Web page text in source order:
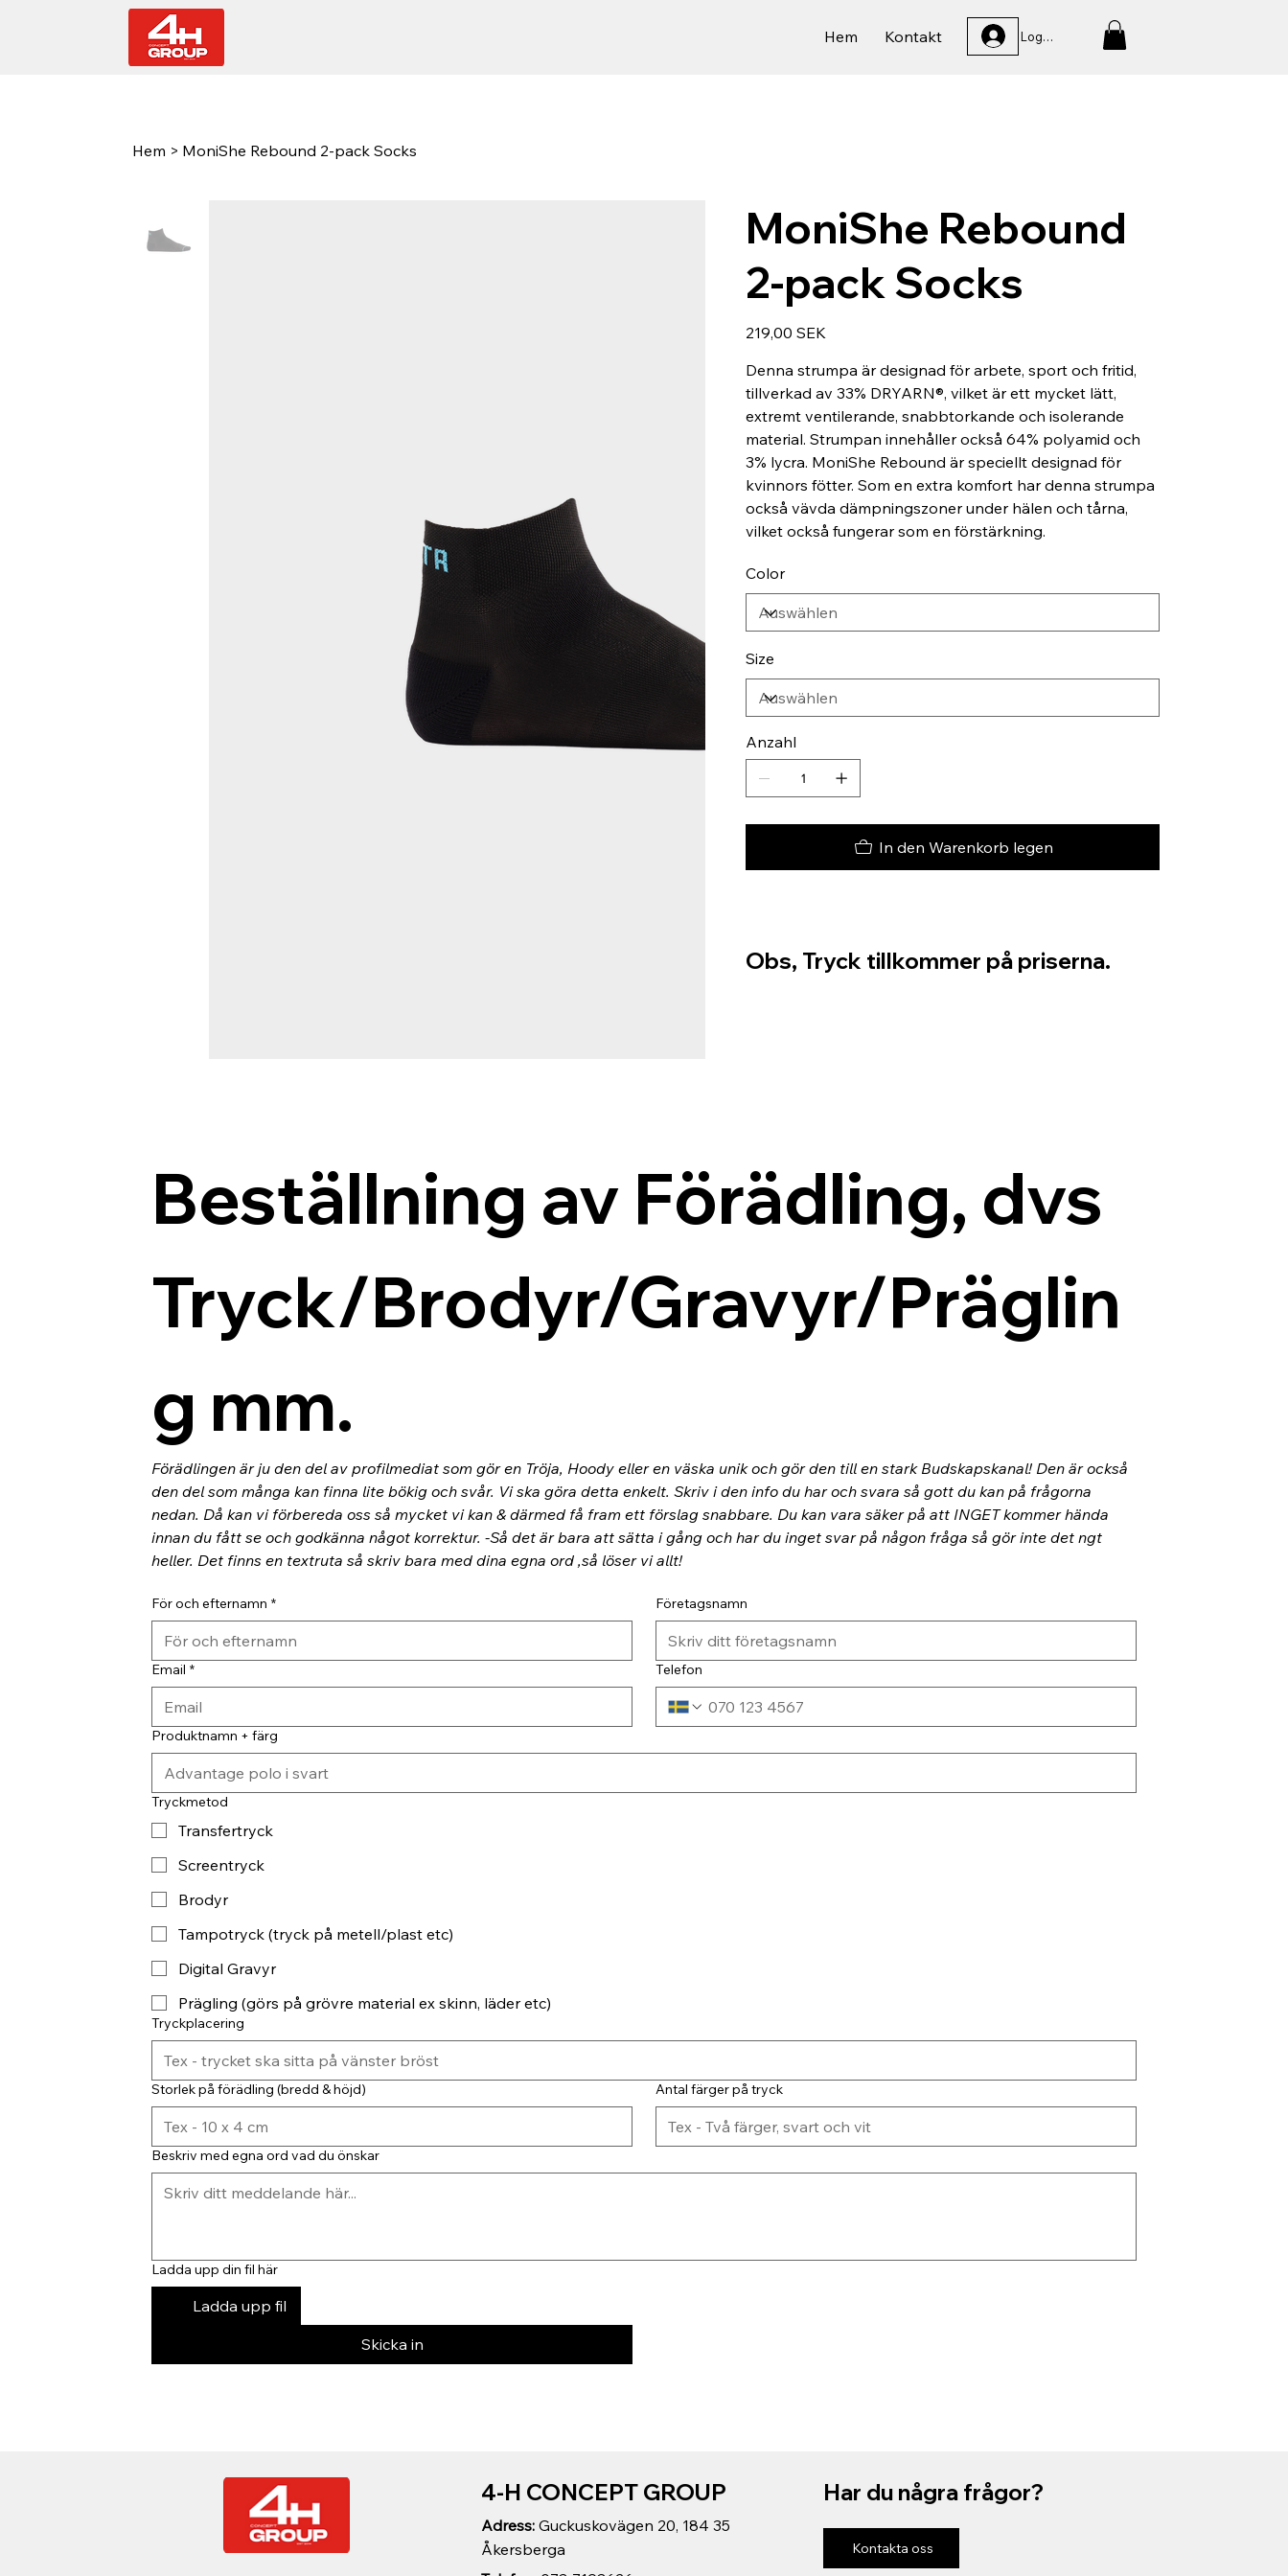
Hem Kontakt Logga In
Hem > MoniShe Rebound 2-pack Socks
MoniShe Rebound
2-pack Socks
Preis
219,00 SEK
Denna strumpa är designad för arbete, sport och fritid,
tillverkad av 33% DRYARN®, vilket är ett mycket lätt,
extremt ventilerande, snabbtorkande och isolerande
material. Strumpan innehåller också 64% polyamid och
3% lycra. MoniShe Rebound är speciellt designad för
kvinnors fötter. Som en extra komfort har denna strumpa
också vävda dämpningszoner under hälen och tårna,
vilket också fungerar som en förstärkning.
Color
Size
Anzahl
In den Warenkorb legen
Obs, Tryck tillkommer på priserna.
Beställning av Förädling, dvs
Tryck/Brodyr/Gravyr/Präglin
g mm.
Förädlingen är ju den del av profilmediat som gör en Tröja, Hoody eller en väska unik och gör den till en stark Budskapskanal! Den är också
den del som många kan finna lite bökig och svår. Vi ska göra detta enkelt. Skriv i den info du har och svara så gott du kan på frågorna
nedan. Då kan vi förbereda oss så mycket vi kan & därmed få fram ett förslag snabbare. Du kan vara säker på att INGET kommer hända
innan du fått se och godkänna något korrektur. -Så det är bara att sätta i gång och har du inget svar på någon fråga så gör inte det ngt
heller. Det finns en textruta så skriv bara med dina egna ord ,så löser vi allt!
För och efternamn * Företagsnamn
Email * Telefon
Produktnamn + färg
Tryckmetod
Transfertryck
Screentryck
Brodyr
Tampotryck (tryck på metell/plast etc)
Digital Gravyr
Prägling (görs på grövre material ex skinn, läder etc)
Tryckplacering
Storlek på förädling (bredd & höjd) Antal färger på tryck
Beskriv med egna ord vad du önskar
Ladda upp din fil här
Ladda upp fil
Skicka in
Adress: Guckuskovägen 20, 184 35
Åkersberga
4-H CONCEPT GROUP Har du några frågor?
Kontakta oss